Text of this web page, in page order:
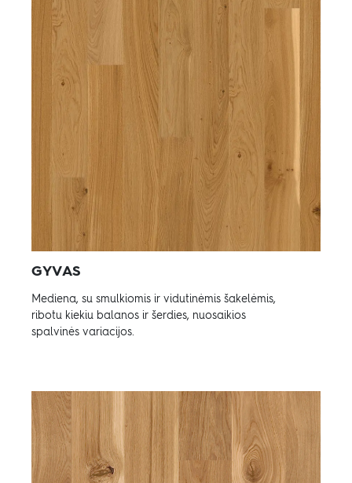
GYVAS
Mediena, su smulkiomis ir vidutinėmis šakelėmis,
ribotu kiekiu balanos ir šerdies, nuosaikios
spalvinės variacijos.